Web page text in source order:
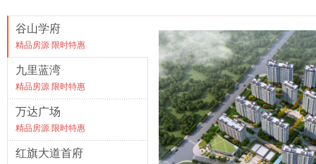
谷山学府
精品房源 限时特惠
九里蓝湾
精品房源 限时特惠
万达广场
精品房源 限时特惠
红旗大道首府